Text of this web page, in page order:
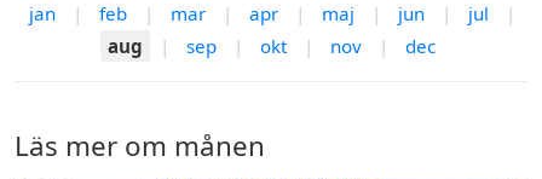
jan | feb | mar | apr | maj | jun | jul
|
aug
| sep | okt | nov | dec
Läs mer om månen